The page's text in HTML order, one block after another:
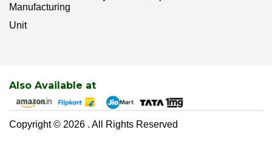
Manufacturing
Unit
Also Available at
Copyright © 2026 . All Rights Reserved